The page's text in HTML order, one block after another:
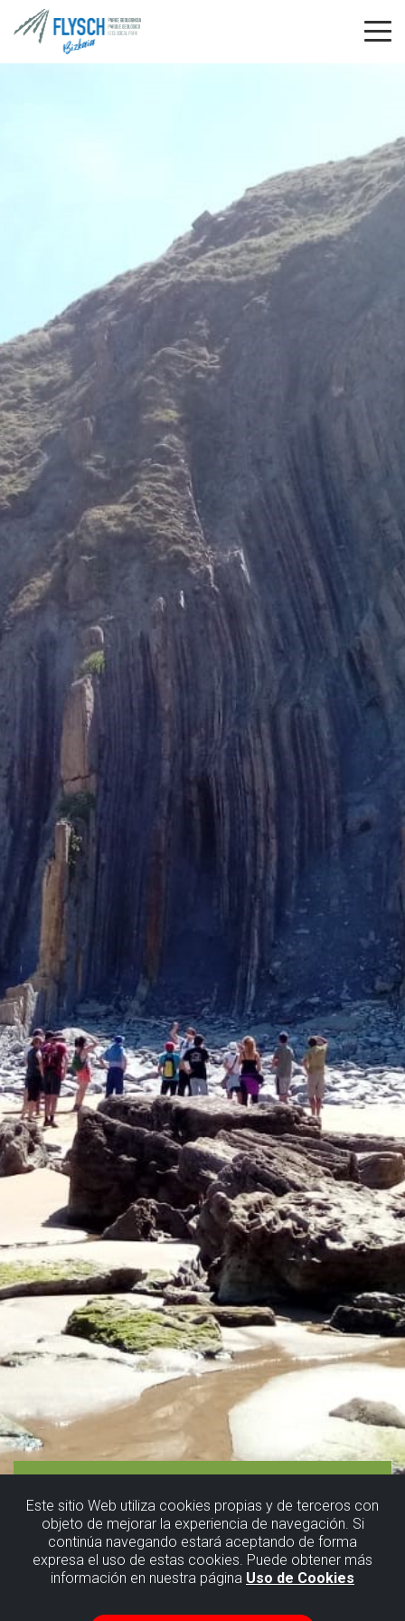
Este sitio Web utiliza cookies propias y de terceros con
objeto de mejorar la experiencia de navegación. Si
continúa navegando estará aceptando de forma
expresa el uso de estas cookies. Puede obtener más
información en nuestra página Uso de Cookies